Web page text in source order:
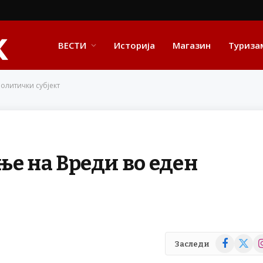
ВЕСТИ Историја Магазин
субјект
на Вреди во еден
Заследи Facebook
X